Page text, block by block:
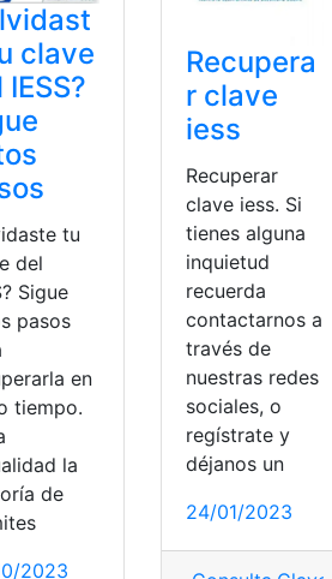
clave
IESS?
tu
del
Sigue
pasos
en
tiempo.
la
de
2023
Recupera
r clave
iess
Recuperar
clave iess. Si
tienes alguna
inquietud
recuerda
contactarnos a
través de
nuestras redes
sociales, o
regístrate y
déjanos un
24/01/2023